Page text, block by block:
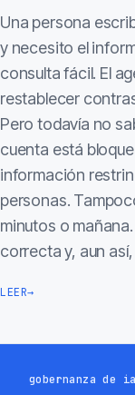
Una persona
y necesito el
consulta fácil. El
restablecer
Pero todavía no
cuenta está
información
personas.
minutos o
correcta y, aun
LEER→
gobernanza de ia